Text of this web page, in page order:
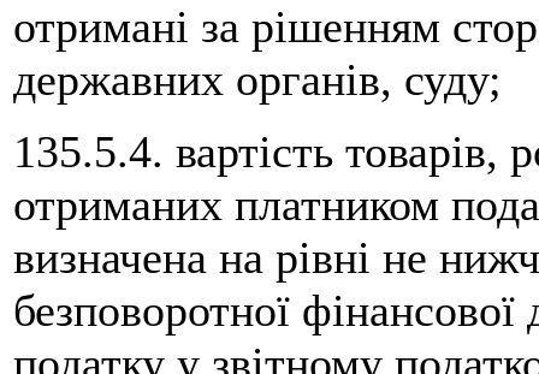
отримані за рішенням
державних органів, суду;
135.5.4. вартість товарів,
отриманих платником
визначена на рівні не
безповоротної
податку у звітному